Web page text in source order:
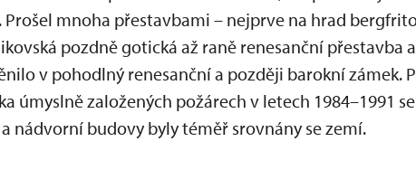
Prošel mnoha přestavbami – nejprve na hrad
pozdně gotická až raně renesanční přestavba
v pohodlný renesanční a později barokní zámek.
úmyslně založených požárech v letech 1984–1991
nádvorní budovy byly téměř srovnány se zemí.